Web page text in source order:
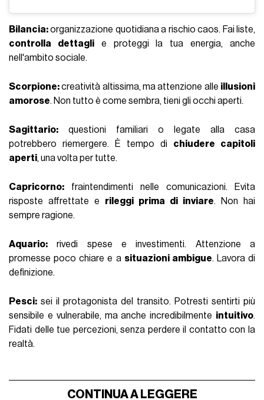
Bilancia:organizzazione quotidiana a rischio caos. Fai liste,
controlla dettaglie proteggi la tua energia, anche
nell'ambito sociale.
Scorpione:creatività altissima, ma attenzione alle illusioni
amorose. Non tutto è come sembra, tieni gli occhi aperti.
Sagittario: questioni familiari o legate alla casa
potrebbero riemergere. È tempo di chiudere capitoli
aperti, una volta per tutte.
Capricorno: fraintendimenti nelle comunicazioni. Evita
risposte affrettate e rileggi prima di inviare. Non hai
sempre ragione.
Aquario: rivedi spese e investimenti. Attenzione a
promesse poco chiare e a situazioni ambigue. Lavora di
definizione.
Pesci: sei il protagonista del transito. Potresti sentirti più
sensibile e vulnerabile, ma anche incredibilmente intuitivo.
Fidati delle tue percezioni, senza perdere il contatto con la
realtà.
CONTINUA A LEGGERE